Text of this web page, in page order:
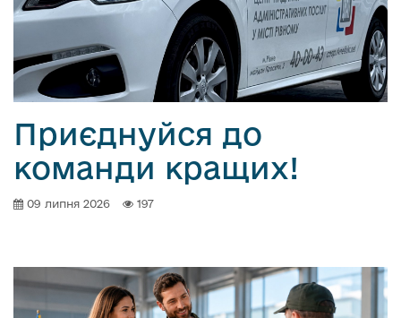
Приєднуйся до
команди кращих!
09 липня 2026 197